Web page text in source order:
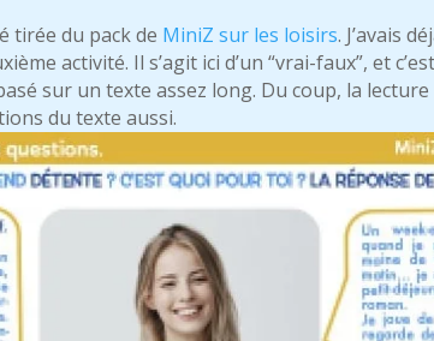
tirée du pack de MiniZ sur les loisirs. J’avais
activité. Il s’agit ici d’un “vrai-faux”, et
sur un texte assez long. Du coup, la
du texte aussi.